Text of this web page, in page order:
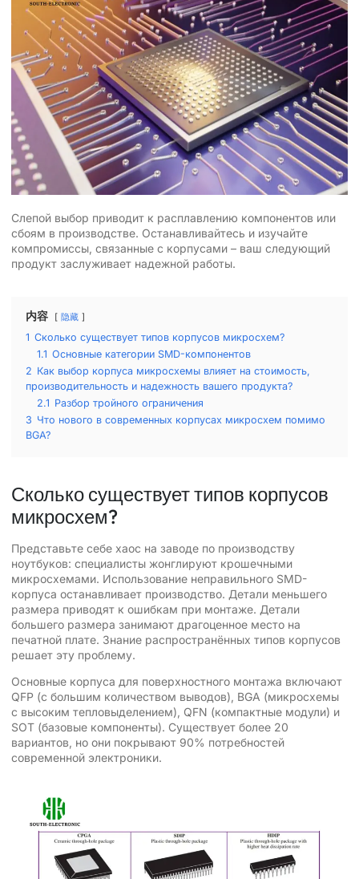
Слепой выбор приводит к расплавлению компонентов или
сбоям в производстве. Останавливайтесь и изучайте
компромиссы, связанные с корпусами – ваш следующий
продукт заслуживает надежной работы.
内容 隐藏
1 Сколько существует типов корпусов микросхем?
1.1 Основные категории SMD-компонентов
2 Как выбор корпуса микросхемы влияет на стоимость,
производительность и надежность вашего продукта?
2.1 Разбор тройного ограничения
3 Что нового в современных корпусах микросхем помимо
BGA?
Сколько существует типов корпусов
микросхем?
Представьте себе хаос на заводе по производству
ноутбуков: специалисты жонглируют крошечными
микросхемами. Использование неправильного SMD-
корпуса останавливает производство. Детали меньшего
размера приводят к ошибкам при монтаже. Детали
большего размера занимают драгоценное место на
печатной плате. Знание распространённых типов корпусов
решает эту проблему.
Основные корпуса для поверхностного монтажа включают
QFP (с большим количеством выводов), BGA (микросхемы
с высоким тепловыделением), QFN (компактные модули) и
SOT (базовые компоненты). Существует более 20
вариантов, но они покрывают 90% потребностей
современной электроники.